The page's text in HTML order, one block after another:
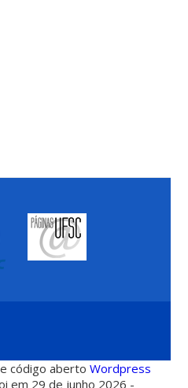
código abertoWordpress
em 29 de junho 2026 -